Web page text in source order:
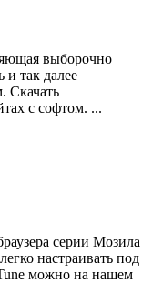
выборочно
и так далее
Скачать
с софтом. ...
серии Мозила
настраивать под
можно на нашем